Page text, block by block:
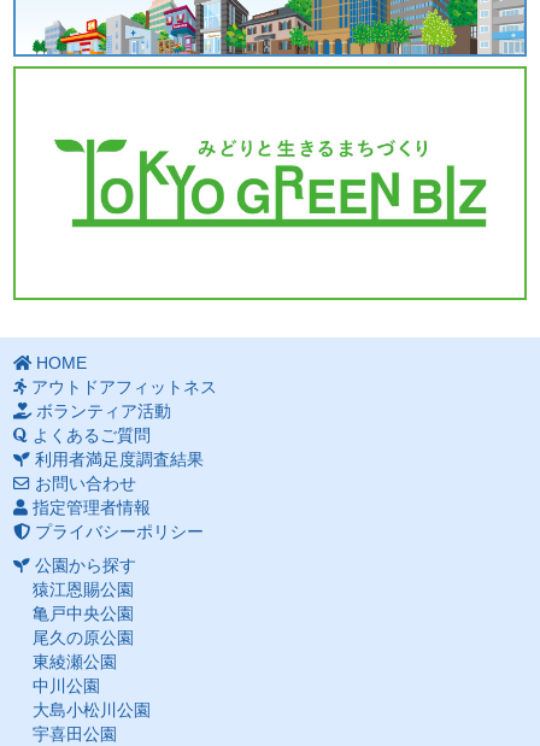
HOME
アウトドアフィットネス
ボランティア活動
よくあるご質問
利用者満足度調査結果
お問い合わせ
指定管理者情報
プライバシーポリシー
公園から探す
猿江恩賜公園
亀戸中央公園
尾久の原公園
東綾瀬公園
中川公園
大島小松川公園
宇喜田公園